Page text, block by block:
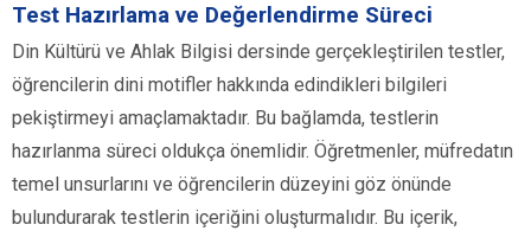
Test Hazırlama ve Değerlendirme Süreci
Din Kültürü ve Ahlak Bilgisi dersinde gerçekleştirilen testler,
öğrencilerin dini motifler hakkında edindikleri bilgileri
pekiştirmeyi amaçlamaktadır. Bu bağlamda, testlerin
hazırlanma süreci oldukça önemlidir. Öğretmenler, müfredatın
temel unsurlarını ve öğrencilerin düzeyini göz önünde
bulundurarak testlerin içeriğini oluşturmalıdır. Bu içerik,